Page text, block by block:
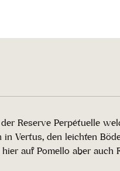
Reserve Perpétuelle
Vertus, den leichten
auf Pomello aber auch